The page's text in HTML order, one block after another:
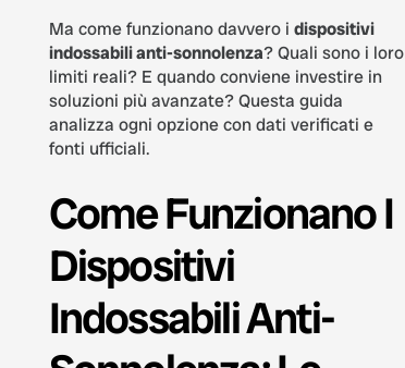
Ma come funzionano davvero i dispositivi
indossabili anti-sonnolenza? Quali sono i loro
limiti reali? E quando conviene investire in
soluzioni più avanzate? Questa guida
analizza ogni opzione con dati verificati e
fonti ufficiali.
Come Funzionano I
Dispositivi
Indossabili Anti-